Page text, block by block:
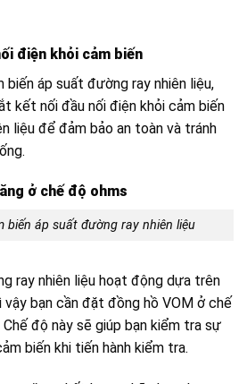
điện khỏi cảm biến
áp suất đường ray nhiên liệu,
kết nối đầu nối điện khỏi cảm biến
liệu để đảm bảo an toàn và tránh
ở chế độ ohms
biến áp suất đường ray nhiên liệu
ray nhiên liệu hoạt động dựa trên
bạn cần đặt đồng hồ VOM ở chế
độ này sẽ giúp bạn kiểm tra sự
biến khi tiến hành kiểm tra.